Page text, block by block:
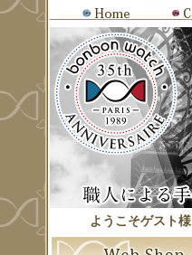
ようこそゲスト様